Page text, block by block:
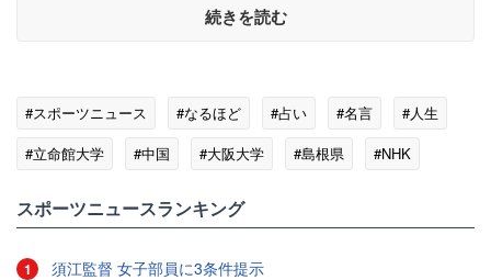
続きを読む
#スポーツニュース #なるほど #占い #名言
#人生
#立命館大学
#中国 #大阪大学 #島根県 #NHK
スポーツニュースランキング
1 須江監督 女子部員に3条件提示